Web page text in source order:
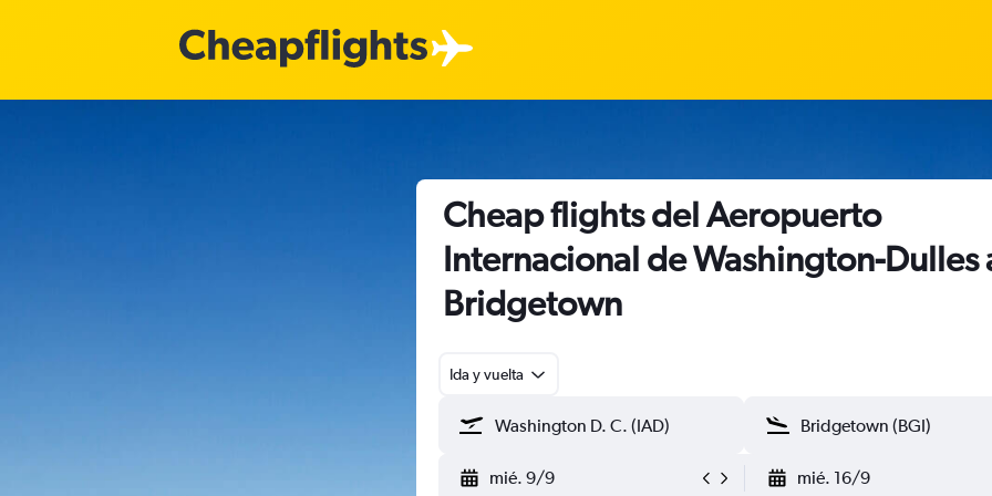
Cheap flights del Aeropuerto
Internacional de Washington-Dulles
Bridgetown
Ida y vuelta
mié. 9/9 mié. 16/9